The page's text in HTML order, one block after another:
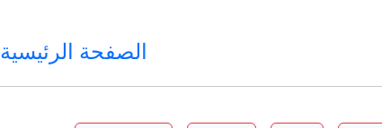
الصفحة الرئيسية